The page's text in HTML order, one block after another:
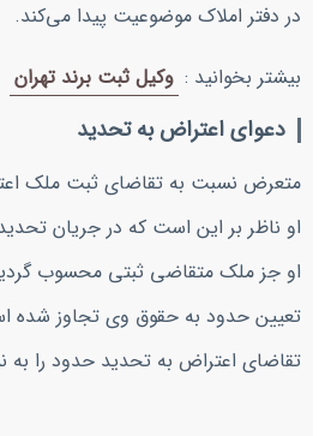
در دفتر املاک موضوعیت پیدا می‌کند.
بیشتر بخوانید : وکیل ثبت برند تهران
دعوای اعتراض به تحدید
متعرض نسبت به تقاضای ثبت ملک
او ناظر بر این است که در جریان
او جز ملک متقاضی ثبتی محسوب
تعیین حدود به حقوق وی تجاوز شده
تقاضای اعتراض به تحدید حدود را به